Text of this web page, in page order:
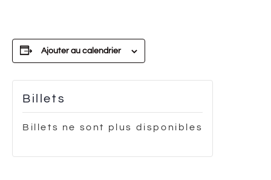
Ajouter au calendrier
Billets
Billets ne sont plus disponibles